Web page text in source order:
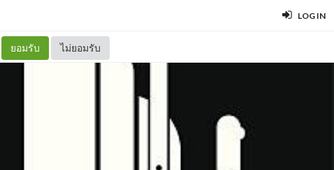
LOG IN
ยอมรับ ไม่ยอมรับ